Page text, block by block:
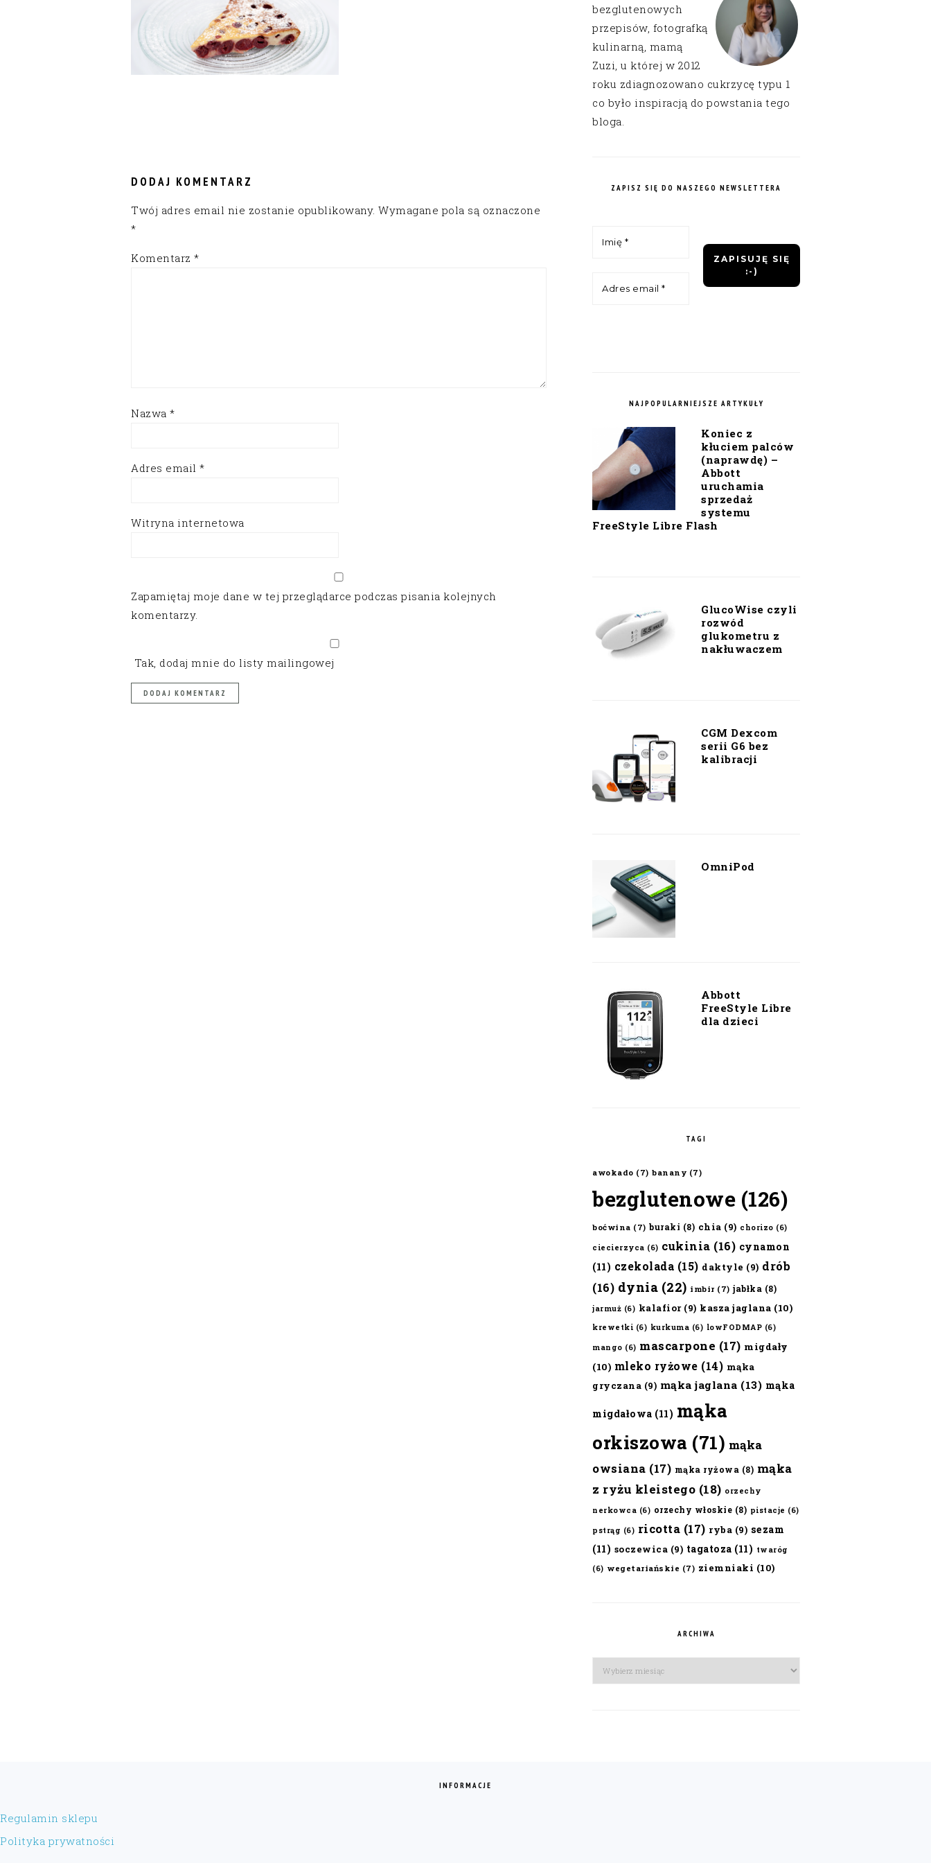
DODAJ KOMENTARZ
Twój adres email nie zostanie opublikowany. Wymagane pola są oznaczone
*
Komentarz *
Nazwa *
Adres email *
Witryna internetowa
Zapamiętaj moje dane w tej przeglądarce podczas pisania kolejnych
komentarzy.
Tak, dodaj mnie do listy mailingowej
bezglutenowych
przepisów, fotografką
kulinarną, mamą
Zuzi, u której w 2012
roku zdiagnozowano cukrzycę typu 1
co było inspiracją do powstania tego
bloga.
ZAPISZ SIĘ DO NASZEGO NEWSLETTERA
NAJPOPULARNIEJSZE ARTYKUŁY
Koniec z
kłuciem palców
(naprawdę) –
Abbott
uruchamia
sprzedaż
systemu
FreeStyle Libre Flash
GlucoWise czyli
rozwód
glukometru z
nakłuwaczem
CGM Dexcom
serii G6 bez
kalibracji
OmniPod
Abbott
FreeStyle Libre
dla dzieci
TAGI
awokado (7) banany (7)
bezglutenowe (126)
boćwina (7) buraki (8) chia (9) chorizo (6)
ciecierzyca (6) cukinia (16) cynamon
(11) czekolada (15) daktyle (9) drób
(16) dynia (22) imbir (7) jabłka (8)
jarmuż (6) kalafior(9) kasza jaglana (10)
krewetki (6) kurkuma (6) lowFODMAP (6)
mango (6) mascarpone (17) migdały
(10) mleko ryżowe (14) mąka
gryczana (9) mąka jaglana (13) mąka
migdałowa (11) mąka
orkiszowa (71) mąka
owsiana (17) mąka ryżowa (8) mąka
z ryżu kleistego (18) orzechy
nerkowca (6) orzechy włoskie (8) pistacje (6)
pstrąg (6) ricotta (17) ryba (9) sezam
(11) soczewica (9) tagatoza (11) twaróg
(6) wegetariańskie (7) ziemniaki (10)
ARCHIWA
Archiwa
INFORMACJE
Regulamin sklepu
Polityka prywatności